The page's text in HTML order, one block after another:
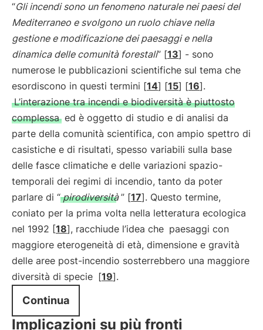
“Gli incendi sono un fenomeno naturale nei paesi del
Mediterraneo e svolgono un ruolo chiave nella
gestione e modificazione dei paesaggi e nella
dinamica delle comunità forestali” [13] - sono
numerose le pubblicazioni scientifiche sul tema che
esordiscono in questi termini [14] [15] [16].
L’interazione tra incendi e biodiversità è piuttosto
complessa ed è oggetto di studio e di analisi da
parte della comunità scientifica, con ampio spettro di
casistiche e di risultati, spesso variabili sulla base
delle fasce climatiche e delle variazioni spazio-
temporali dei regimi di incendio, tanto da poter
parlare di “ pirodiversità ” [17]. Questo termine,
coniato per la prima volta nella letteratura ecologica
nel 1992 [18], racchiude l’idea che paesaggi con
maggiore eterogeneità di età, dimensione e gravità
delle aree post-incendio sosterrebbero una maggiore
diversità di specie [19].
Continua
Implicazioni su più fronti